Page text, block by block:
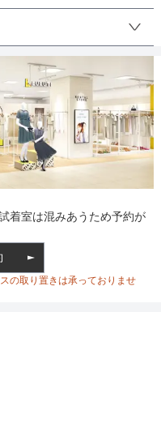
115
84
138
ースが華やかさを演出しま
ブラックのリボンがアクセ
引き立てます。結婚式をは
けにもおすすめです。
ミモレ パンツ
厚め
着室は混みあうため予約が
の取り置きは承っておりませ